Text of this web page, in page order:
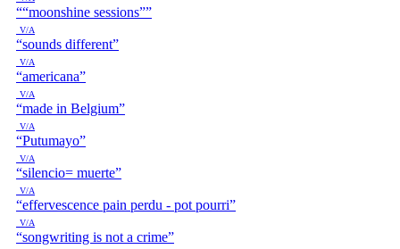
““moonshine sessions””
V/A
“sounds different”
V/A
“americana”
V/A
“made in Belgium”
V/A
“Putumayo”
V/A
“silencio= muerte”
V/A
“effervescence pain perdu - pot pourri”
V/A
“songwriting is not a crime”